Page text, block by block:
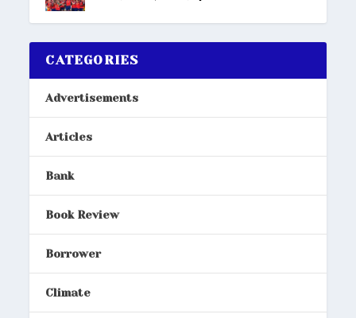
CATEGORIES
Advertisements
Articles
Bank
Book Review
Borrower
Climate